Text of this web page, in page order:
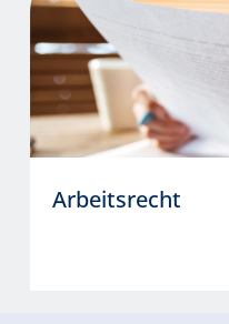
Arbeitsrecht